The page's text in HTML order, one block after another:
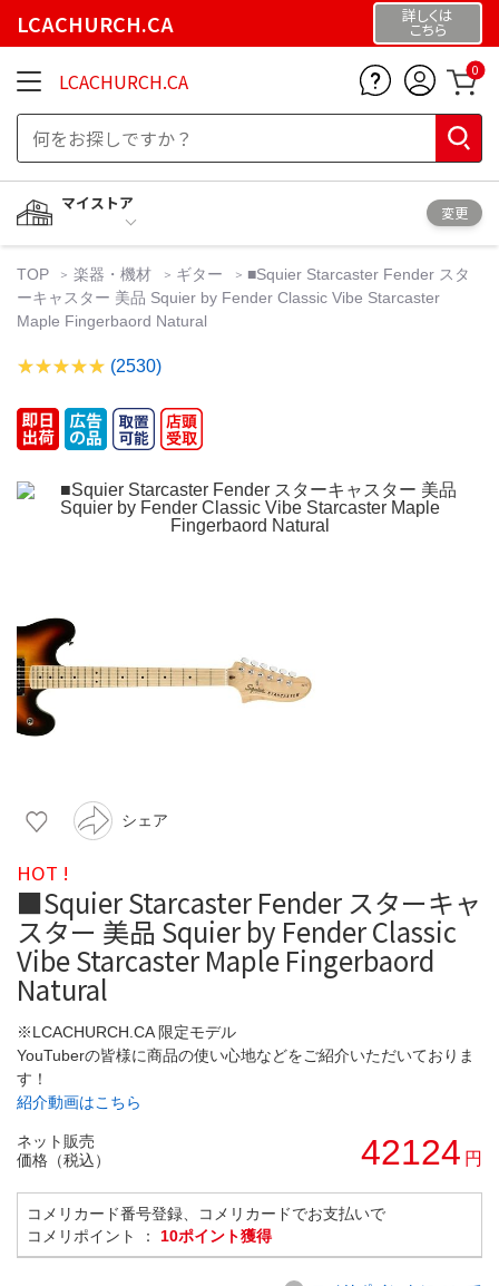
LCACHURCH.CA 詳しくは
こちら
LCACHURCH.CA 0
マイストア
変更
TOP 楽器・機材 ギター
■Squier Starcaster Fender スタ
ーキャスター 美品 Squier by Fender Classic Vibe Starcaster
Maple Fingerbaord Natural
(2530)
シェア
HOT !
■Squier Starcaster Fender スターキャ
スター 美品 Squier by Fender Classic
Vibe Starcaster Maple Fingerbaord
Natural
※LCACHURCH.CA 限定モデル
YouTuberの皆様に商品の使い心地などをご紹介いただいておりま
す！
紹介動画はこちら
ネット販売
価格（税込）
42124 円
コメリカード番号登録、コメリカードでお支払いで
コメリポイント ： 10ポイント獲得